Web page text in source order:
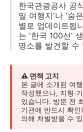
한국관광공사 공
밀 여행지'나 '숨
별로 업데이트됩
는 '한국 100선'
명소를 발견할 수
⚠️ 면책 고지
본 글에 소개된 여
작성했으나, 지형·
있습니다. 방문 전
기관에 반드시 확
의해 처벌받을 수